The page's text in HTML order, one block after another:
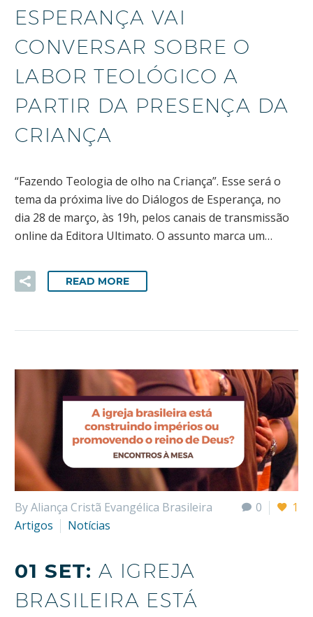
ESPERANÇA VAI
CONVERSAR SOBRE O
LABOR TEOLÓGICO A
PARTIR DA PRESENÇA DA
CRIANÇA
“Fazendo Teologia de olho na Criança”. Esse será o
tema da próxima live do Diálogos de Esperança, no
dia 28 de março, às 19h, pelos canais de transmissão
online da Editora Ultimato. O assunto marca um…
READ MORE
0 1
By Aliança Cristã Evangélica Brasileira
Artigos
Notícias
01 SET:A IGREJA
BRASILEIRA ESTÁ